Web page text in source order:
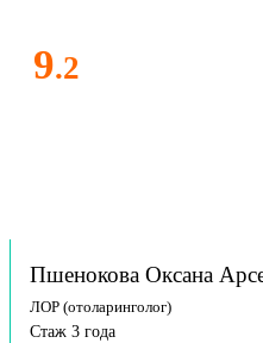
9.2
Пшенокова Оксана
ЛОР (отоларинголог)
Стаж 3 года